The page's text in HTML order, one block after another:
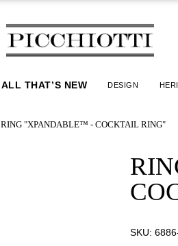
ALL THAT’S NEW DESIGN
RING "XPANDABLE™ - COCKTAIL RING"
SKU: